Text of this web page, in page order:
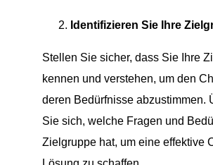
Identifizieren Sie Ihre
Stellen Sie sicher, dass Sie Ihre
kennen und verstehen, um den
deren Bedürfnisse abzustimmen.
Sie sich, welche Fragen und
Zielgruppe hat, um eine effektive